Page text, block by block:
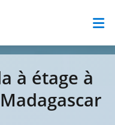
à étage à